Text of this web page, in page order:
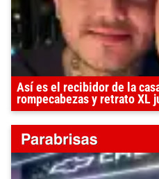
Así es el recibidor de la
rompecabezas y retrato XL